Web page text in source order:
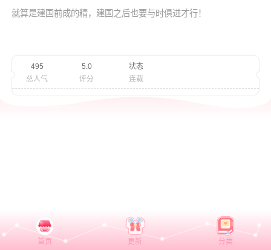
就算是建国前成的精，建国之后也要与时俱进才行！
495
总人气
5.0
评分
状态
连载
首页 更新 分类